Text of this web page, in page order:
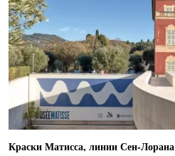
Краски Матисса, линии Сен-Лорана